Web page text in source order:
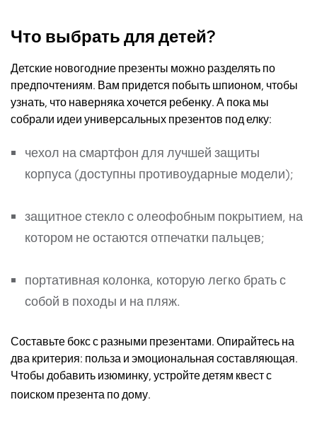
Что выбрать для детей?
Детские новогодние презенты можно разделять по
предпочтениям. Вам придется побыть шпионом, чтобы
узнать, что наверняка хочется ребенку. А пока мы
собрали идеи универсальных презентов под елку:
чехол на смартфон для лучшей защиты
корпуса (доступны противоударные модели);
защитное стекло с олеофобным покрытием, на
котором не остаются отпечатки пальцев;
портативная колонка, которую легко брать с
собой в походы и на пляж.
Составьте бокс с разными презентами. Опирайтесь на
два критерия: польза и эмоциональная составляющая.
Чтобы добавить изюминку, устройте детям квест с
поиском презента по дому.